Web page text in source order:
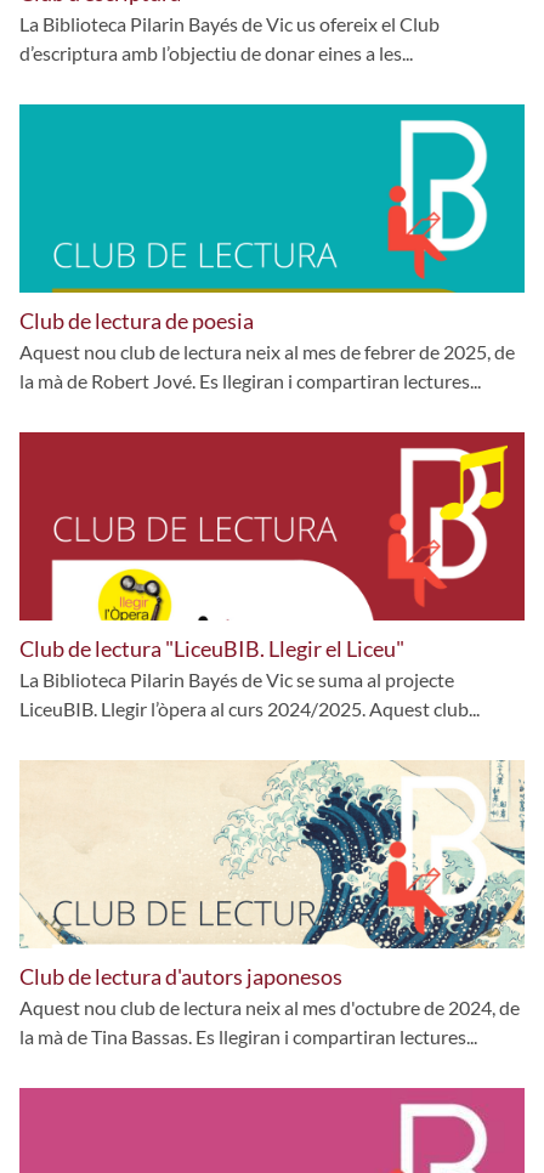
La Biblioteca Pilarin Bayés de Vic us ofereix el Club
d’escriptura amb l’objectiu de donar eines a les...
Club de lectura de poesia
Aquest nou club de lectura neix al mes de febrer de 2025, de
la mà de Robert Jové. Es llegiran i compartiran lectures...
Club de lectura "LiceuBIB. Llegir el Liceu"
La Biblioteca Pilarin Bayés de Vic se suma al projecte
LiceuBIB. Llegir l’òpera al curs 2024/2025. Aquest club...
Club de lectura d'autors japonesos
Aquest nou club de lectura neix al mes d'octubre de 2024, de
la mà de Tina Bassas. Es llegiran i compartiran lectures...